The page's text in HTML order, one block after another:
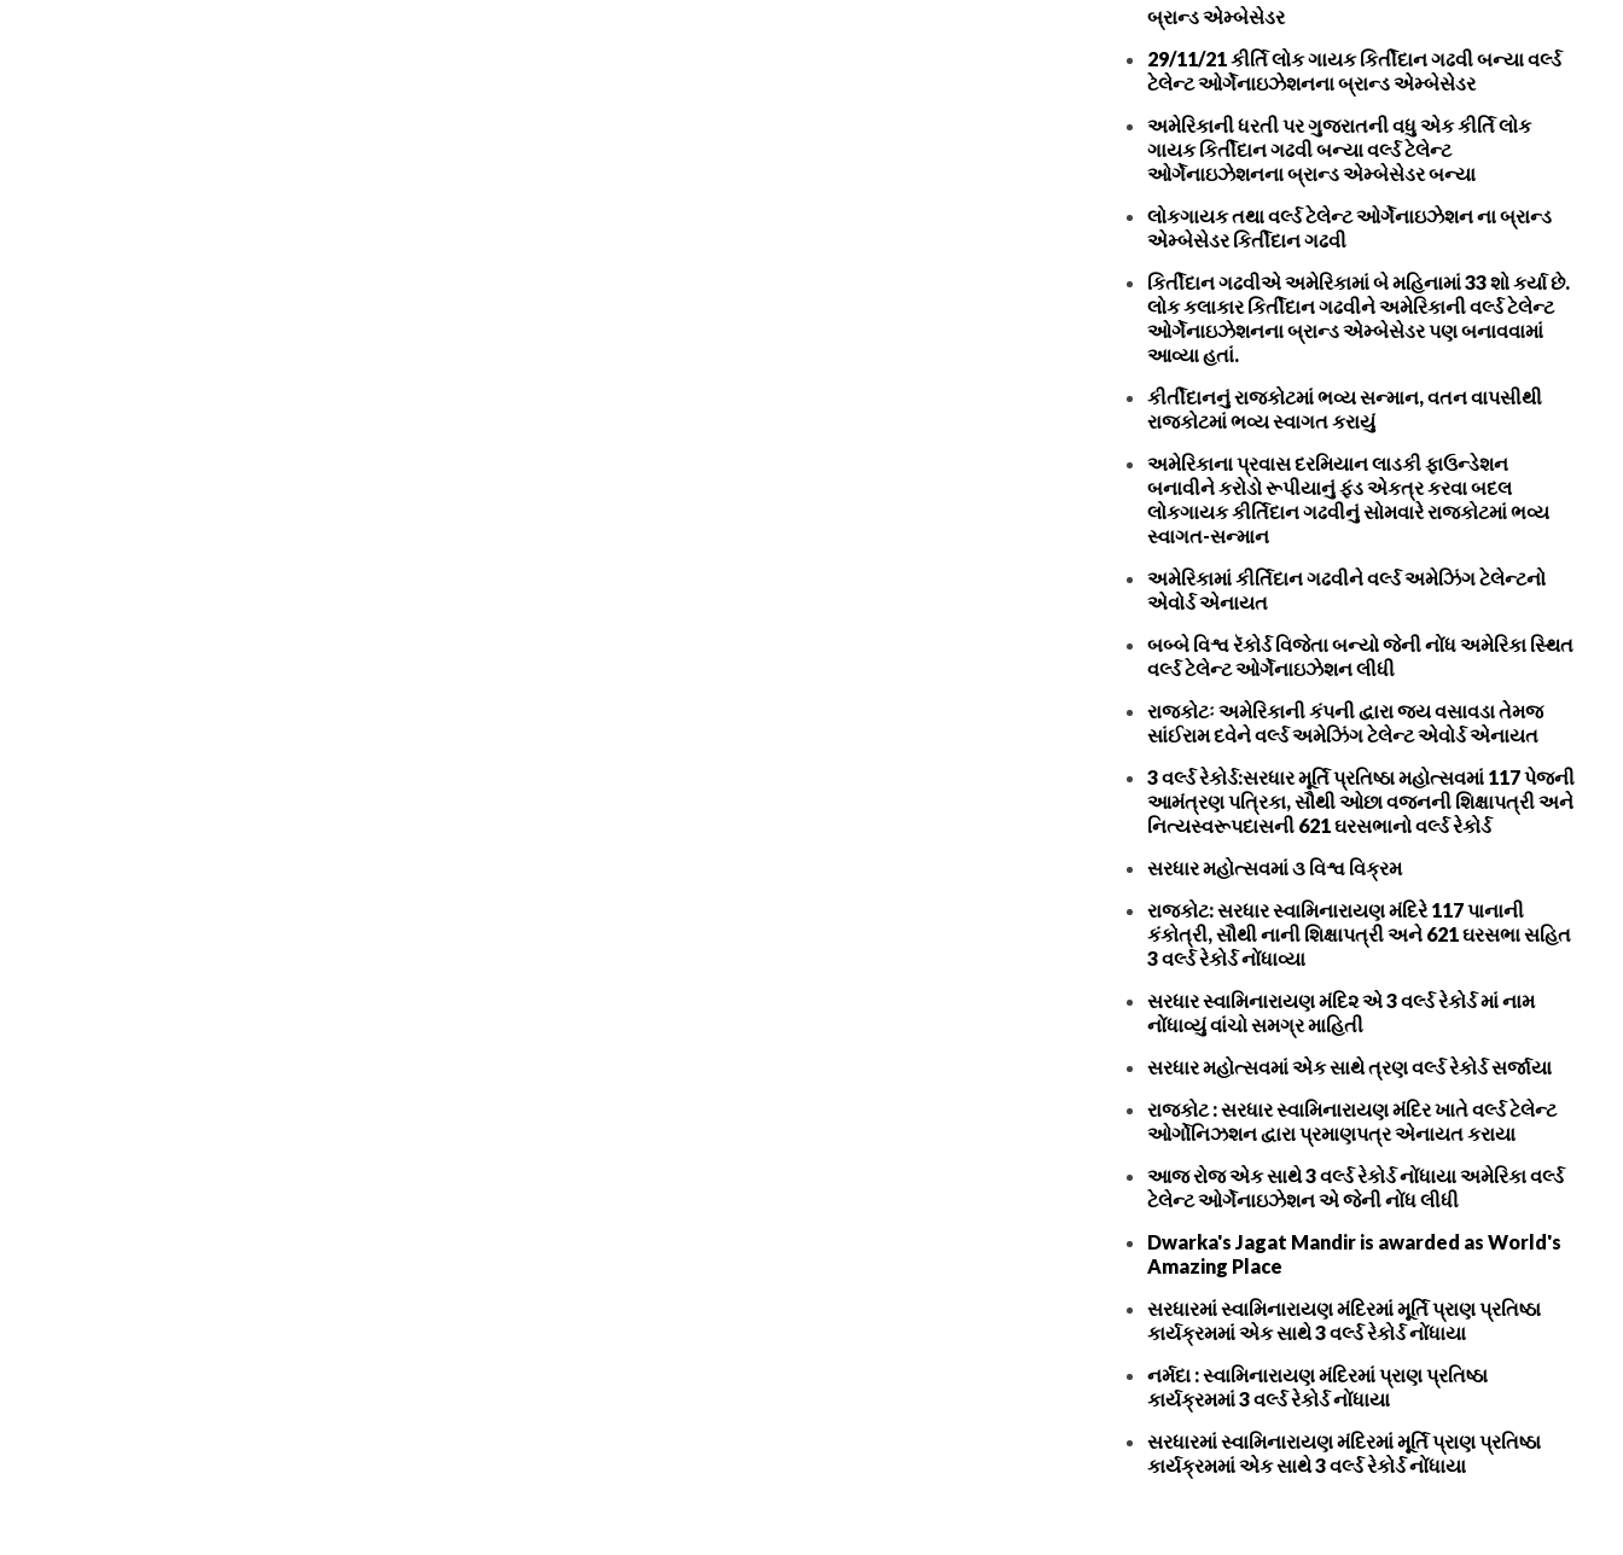
બ્રાન્ડ એમ્બેસેડર
29/11/21 કીર્તિ લોક ગાયક કિર્તીદાન ગઢવી બન્યા વર્લ્ડ
ટેલેન્ટ ઓર્ગેનાઇઝેશનના બ્રાન્ડ એમ્બેસેડર
અમેરિકાની ધરતી પર ગુજરાતની વધુ એક કીર્તિ લોક
ગાયક કિર્તીદાન ગઢવી બન્યા વર્લ્ડ ટેલેન્ટ
ઓર્ગેનાઇઝેશનના બ્રાન્ડ એમ્બેસેડર બન્યા
લોકગાયક તથા વર્લ્ડ ટેલેન્ટ ઓર્ગેનાઇઝેશન ના બ્રાન્ડ
એમ્બેસેડર કિર્તીદાન ગઢવી
કિર્તીદાન ગઢવીએ અમેરિકામાં બે મહિનામાં 33 શો કર્યા છે.
લોક કલાકાર કિર્તીદાન ગઢવીને અમેરિકાની વર્લ્ડ ટેલેન્ટ
ઓર્ગેનાઇઝેશનના બ્રાન્ડ એમ્બેસેડર પણ બનાવવામાં
આવ્યા હતાં.
કીર્તીદાનનું રાજકોટમાં ભવ્ય સન્માન, વતન વાપસીથી
રાજકોટમાં ભવ્ય સ્વાગત કરાયું
અમેરિકાના પ્રવાસ દરમિયાન લાડકી ફાઉન્ડેશન
બનાવીને કરોડો રૂપીયાનું ફંડ એકત્ર કરવા બદલ
લોકગાયક કીર્તિદાન ગઢવીનું સોમવારે રાજકોટમાં ભવ્ય
સ્વાગત-સન્માન
અમેરિકામાં કીર્તિદાન ગઢવીને વર્લ્ડ અમેઝિંગ ટેલેન્ટનો
એવોર્ડ એનાયત
બબ્બે વિશ્વ રૅકોર્ડ વિજેતા બન્યો જેની નોંધ અમેરિકા સ્થિત
વર્લ્ડ ટેલેન્ટ ઓર્ગેનાઇઝેશન લીધી
રાજકોટઃ અમેરિકાની કંપની દ્વારા જય વસાવડા તેમજ
સાંઈરામ દવેને વર્લ્ડ અમેઝિંગ ટેલેન્ટ એવોર્ડ એનાયત
3 વર્લ્ડ રેકોર્ડ:સરધાર મૂર્તિ પ્રતિષ્ઠા મહોત્સવમાં 117 પેજની
આમંત્રણ પત્રિકા, સૌથી ઓછા વજનની શિક્ષાપત્રી અને
નિત્યસ્વરૂપદાસની 621 ઘરસભાનો વર્લ્ડ રેકોર્ડ
સરધાર મહોત્સવમાં ૩ વિશ્વ વિક્રમ
રાજકોટ: સરધાર સ્વામિનારાયણ મંદિરે 117 પાનાની
કંકોત્રી, સૌથી નાની શિક્ષાપત્રી અને 621 ઘરસભા સહિત
3 વર્લ્ડ રેકોર્ડ નોંધાવ્યા
સરધાર સ્વામિનારાયણ મંદિ૨ એ 3 વર્લ્ડ રેકોર્ડ માં નામ
નોંધાવ્યું વાંચો સમગ્ર માહિતી
સરધાર મહોત્સવમાં એક સાથે ત્રણ વર્લ્ડ રેકોર્ડ સર્જાયા
રાજકોટ : સરધાર સ્વામિનારાયણ મંદિર ખાતે વર્લ્ડ ટેલેન્ટ
ઓર્ગોનિઝશન દ્વારા પ્રમાણપત્ર એનાયત કરાયા
આજ રોજ એક સાથે 3 વર્લ્ડ રેકોર્ડ નોંધાયા અમેરિકા વર્લ્ડ
ટેલેન્ટ ઓર્ગેનાઇઝેશન એ જેની નોંધ લીધી
Dwarka's Jagat Mandir is awarded as World's
Amazing Place
સરધારમાં સ્વામિનારાયણ મંદિરમાં મૂર્તિ પ્રાણ પ્રતિષ્ઠા
કાર્યક્રમમાં એક સાથે 3 વર્લ્ડ રેકોર્ડ નોંધાયા
નર્મદા : સ્વામિનારાયણ મંદિરમાં પ્રાણ પ્રતિષ્ઠા
કાર્યક્રમમાં 3 વર્લ્ડ રેકોર્ડ નોંધાયા
સરધારમાં સ્વામિનારાયણ મંદિરમાં મૂર્તિ પ્રાણ પ્રતિષ્ઠા
કાર્યક્રમમાં એક સાથે 3 વર્લ્ડ રેકોર્ડ નોંધાયા